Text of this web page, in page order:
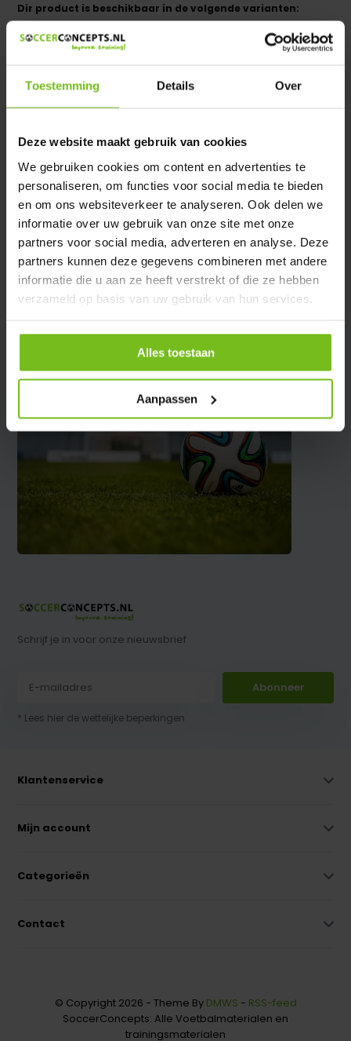
Toestemming Details Over
Deze website maakt gebruik van cookies
We gebruiken cookies om content en advertenties te
personaliseren, om functies voor social media te bieden
en om ons websiteverkeer te analyseren. Ook delen we
informatie over uw gebruik van onze site met onze
partners voor social media, adverteren en analyse. Deze
partners kunnen deze gegevens combineren met andere
informatie die u aan ze heeft verstrekt of die ze hebben
verzameld op basis van uw gebruik van hun services.
Alles toestaan
Aanpassen
Dir product is beschikbaar in de volgende varianten:
Heeft u een vraag over dit product ?
Verstuur email
Productomschrijving
Specificaties
Reviews
Schrijf je in voor onze nieuwsbrief
Abonneer
* Lees hier de wettelijke beperkingen
Klantenservice
Mijn account
Categorieën
Contact
© Copyright 2026 - Theme By DMWS - RSS-feed
SoccerConcepts: Alle Voetbalmaterialen en
trainingsmaterialen